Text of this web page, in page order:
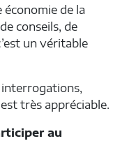
économie de la
conseils, de
un véritable
interrogations,
très appréciable.
au